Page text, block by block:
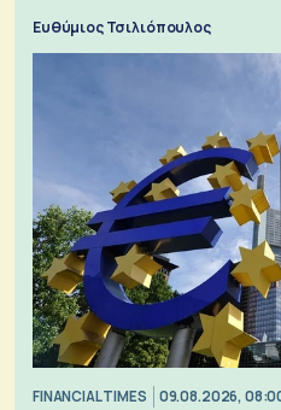
Ευθύμιος Τσιλιόπουλος
FINANCIAL TIMES 09.08.2026,